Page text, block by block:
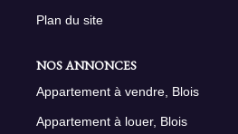
Plan du site
NOS ANNONCES
Appartement à vendre, Blois
Appartement à louer, Blois